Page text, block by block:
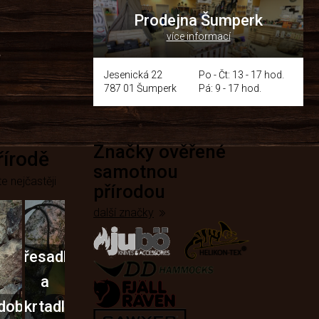
Prodejna Šumperk
více informací
Jesenická 22
787 01 Šumperk
Po - Čt: 13 - 17 hod.
Pá: 9 - 17 hod.
nejčastěji
Křesadla
a
škrtadla
Značky ověřené
samotnou
přírodou
další značky